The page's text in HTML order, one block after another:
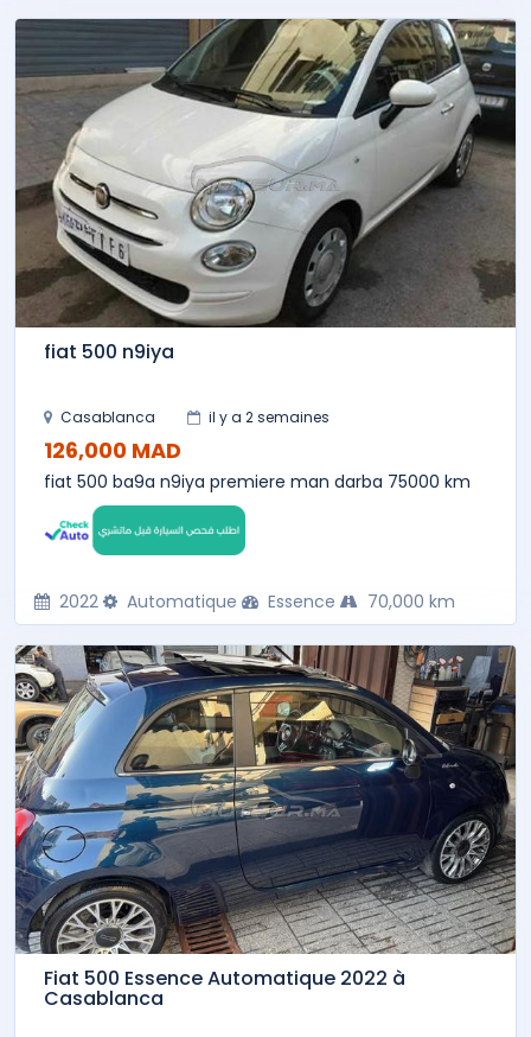
fiat 500 n9iya
Casablanca il y a 2 semaines
126,000 MAD
fiat 500 ba9a n9iya premiere man darba 75000 km
2022 Automatique Essence 70,000 km
Fiat 500 Essence Automatique 2022 à
Casablanca